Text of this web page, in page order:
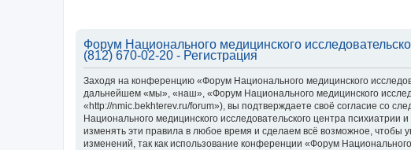
Форум Национального медицинского
(812) 670-02-20 - Регистрация
Заходя на конференцию «Форум Национального медицинского
дальнейшем «мы», «наш», «Форум Национального медицинского
«http://nmic.bekhterev.ru/forum»), вы подтверждаете своё согласие со
Национального медицинского исследовательского центра
изменять эти правила в любое время и сделаем всё возможное, чтобы
изменений, так как использование конференции «Форум